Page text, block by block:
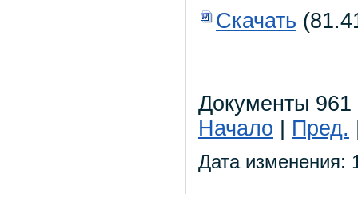
Скачать
Документы 961
Начало
Пред.
Дата изменения: